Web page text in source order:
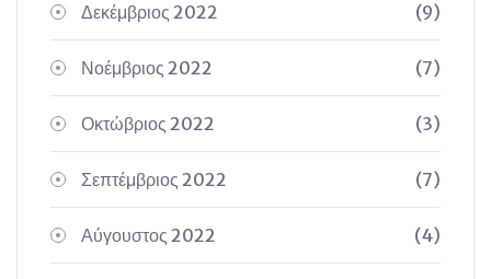
Δεκέμβριος 2022 (9)
Νοέμβριος 2022 (7)
Οκτώβριος 2022 (3)
Σεπτέμβριος 2022 (7)
Αύγουστος 2022 (4)